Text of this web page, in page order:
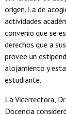
origen. La de
actividades
convenio que se
derechos que a
provee un
alojamiento y
estudiante.
La Vicerrectora,
Docencia